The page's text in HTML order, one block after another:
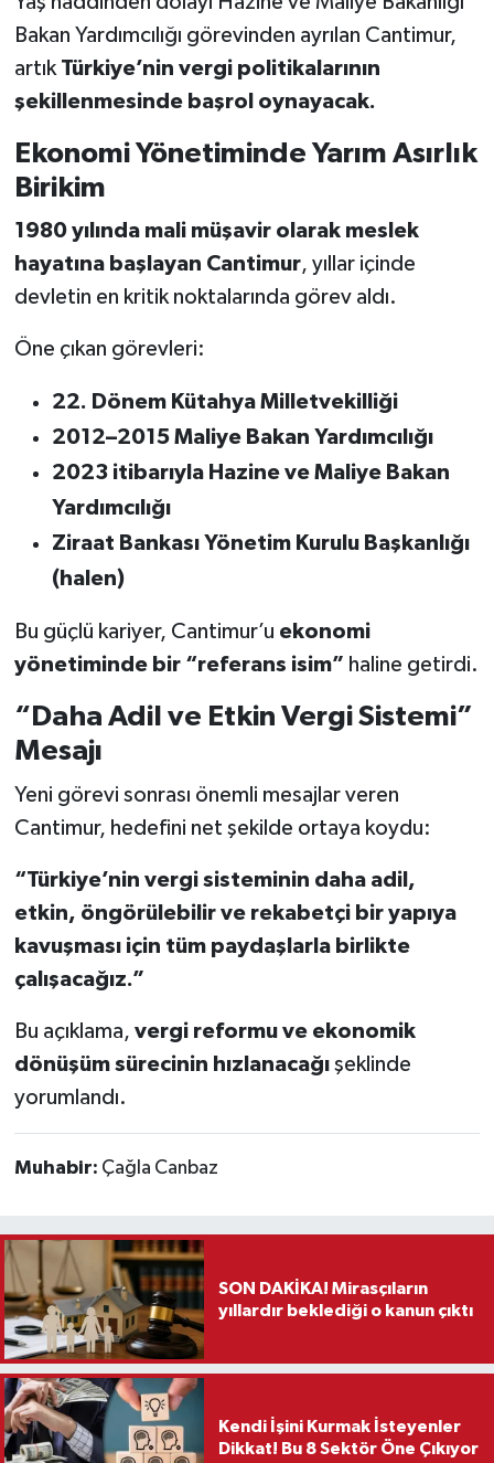
Bakan Yardımcılığı görevinden ayrılan Cantimur,
artık Türkiye’nin vergi politikalarının
şekillenmesinde başrol oynayacak.
Ekonomi Yönetiminde Yarım Asırlık
Birikim
1980 yılında mali müşavir olarak meslek
hayatına başlayan Cantimur, yıllar içinde
devletin en kritik noktalarında görev aldı.
Öne çıkan görevleri:
22. Dönem Kütahya Milletvekilliği
2012–2015 Maliye Bakan Yardımcılığı
2023 itibarıyla Hazine ve Maliye Bakan
Yardımcılığı
Ziraat Bankası Yönetim Kurulu Başkanlığı
(halen)
Bu güçlü kariyer, Cantimur’u ekonomi
yönetiminde bir “referans isim” haline getirdi.
“Daha Adil ve Etkin Vergi Sistemi”
Mesajı
Yeni görevi sonrası önemli mesajlar veren
Cantimur, hedefini net şekilde ortaya koydu:
“Türkiye’nin vergi sisteminin daha adil,
etkin, öngörülebilir ve rekabetçi bir yapıya
kavuşması için tüm paydaşlarla birlikte
çalışacağız.”
Bu açıklama, vergi reformu ve ekonomik
dönüşüm sürecinin hızlanacağışeklinde
yorumlandı.
Muhabir: Çağla Canbaz
SON DAKİKA! Mirasçıların
yıllardır beklediği o kanun çıktı
Kendi İşini Kurmak İsteyenler
Dikkat! Bu 8 Sektör Öne Çıkıyor